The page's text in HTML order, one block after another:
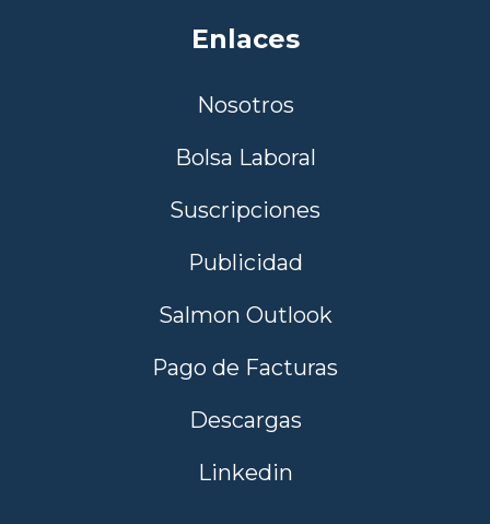
Enlaces
Nosotros
Bolsa Laboral
Suscripciones
Publicidad
Salmon Outlook
Pago de Facturas
Descargas
Linkedin